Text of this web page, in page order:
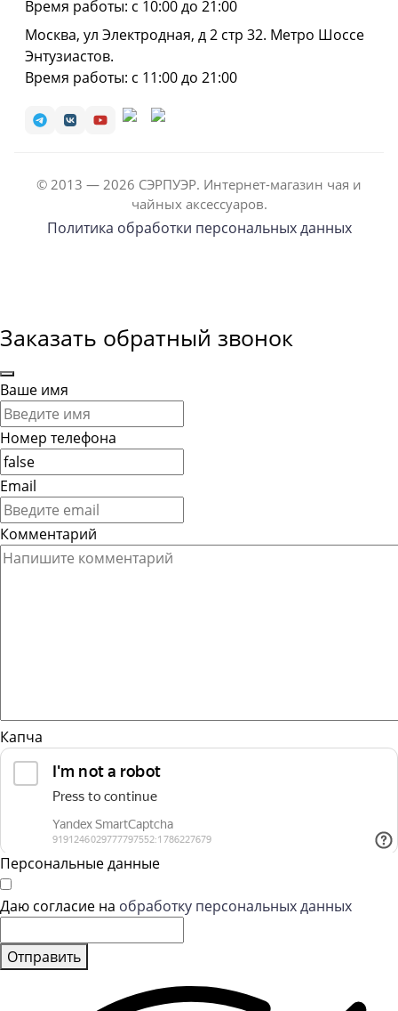
Время работы: с 10:00 до 21:00
Москва, ул Электродная, д 2 стр 32. Метро Шоссе
Энтузиастов.
Время работы: с 11:00 до 21:00
© 2013 — 2026 СЭРПУЭР. Интернет-магазин чая и
чайных аксессуаров.
Политика обработки персональных данных
Заказать обратный звонок
Ваше имя
Номер телефона
Email
Комментарий
Капча
Персональные данные
Даю согласие на обработку персональных данных
Отправить